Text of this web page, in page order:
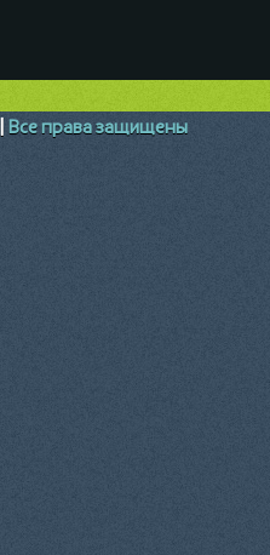
Все права защищены